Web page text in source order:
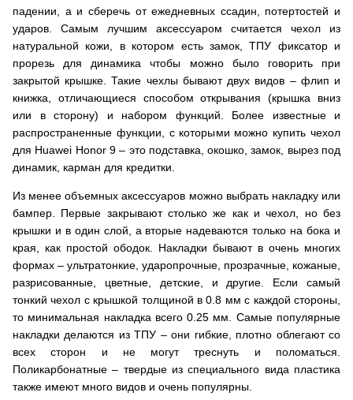
падении, а и сберечь от ежедневных ссадин, потертостей и
ударов. Самым лучшим аксессуаром считается чехол из
натуральной кожи, в котором есть замок, ТПУ фиксатор и
прорезь для динамика чтобы можно было говорить при
закрытой крышке. Такие чехлы бывают двух видов – флип и
книжка, отличающиеся способом открывания (крышка вниз
или в сторону) и набором функций. Более известные и
распространенные функции, с которыми можно купить чехол
для Huawei Honor 9 – это подставка, окошко, замок, вырез под
динамик, карман для кредитки.
Из менее объемных аксессуаров можно выбрать накладку или
бампер. Первые закрывают столько же как и чехол, но без
крышки и в один слой, а вторые надеваются только на бока и
края, как простой ободок. Накладки бывают в очень многих
формах – ультратонкие, ударопрочные, прозрачные, кожаные,
разрисованные, цветные, детские, и другие. Если самый
тонкий чехол с крышкой толщиной в 0.8 мм с каждой стороны,
то минимальная накладка всего 0.25 мм. Самые популярные
накладки делаются из ТПУ – они гибкие, плотно облегают со
всех сторон и не могут треснуть и поломаться.
Поликарбонатные – твердые из специального вида пластика
также имеют много видов и очень популярны.